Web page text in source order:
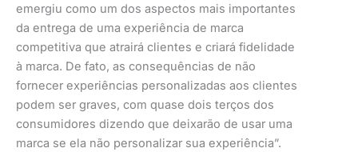
emergiu como um dos aspectos mais importantes
da entrega de uma experiência de marca
competitiva que atrairá clientes e criará fidelidade
à marca. De fato, as consequências de não
fornecer experiências personalizadas aos clientes
podem ser graves, com quase dois terços dos
consumidores dizendo que deixarão de usar uma
marca se ela não personalizar sua experiência”.